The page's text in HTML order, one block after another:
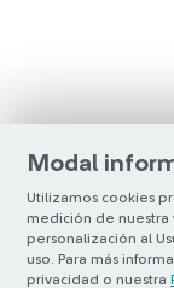
Modal
Utilizamos cookies
medición de nuestra
personalización al
uso. Para más
privacidad o nuestra
©